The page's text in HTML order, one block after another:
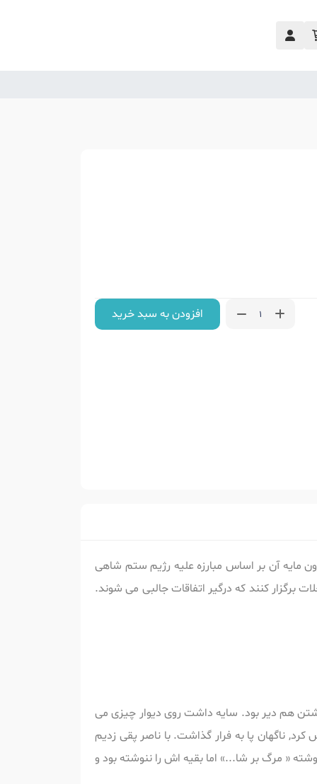
افزودن به سبد خرید
مایه آن بر اساس مبارزه علیه رژیم ستم شاهی
برگزار کنند که درگیر اتفاقات جالبی می شوند.
هم دیر بود. سایه داشت روی دیوار چیزی می
ناگهان پا به فرار گذاشت. با ناصر پقی زدیم
« مرگ بر شا...» اما بقیه اش را ننوشته بود و